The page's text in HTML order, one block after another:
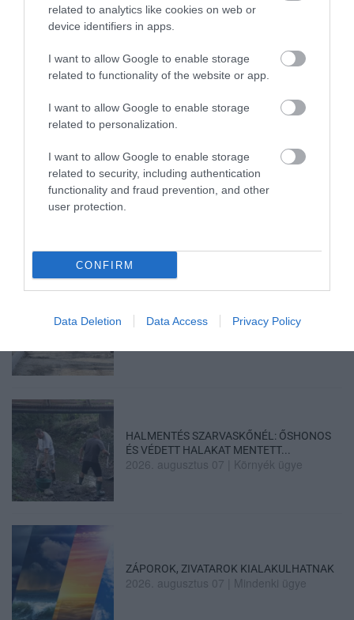
related to analytics like cookies on web or
device identifiers in apps.
I want to allow Google to enable storage
related to functionality of the website or app.
I want to allow Google to enable storage
related to personalization.
I want to allow Google to enable storage
related to security, including authentication
functionality and fraud prevention, and other
user protection.
CONFIRM
Data Deletion Data Access Privacy Policy
ÚJRAINDULNAK A KORÁBBAN
LEÁLLÍTOTT SZOLGÁLTATÁSOK AZ EGRI...
2026. augusztus 07 Eger ügye
TÍZ ÉVE NEM VOLT ILYEN ALACSONY AZ
INFLÁCIÓ MAGYARORSZÁGON
ÖS FŐÚTON EGERBEN
HALMENTÉS SZARVASKŐNÉL: ŐSHONOS
ÉS VÉDETT HALAKAT MENTETT...
2026. augusztus 07 Környék ügye
ZÁPOROK, ZIVATAROK KIALAKULHATNAK
2026. augusztus 07 Mindenki ügye